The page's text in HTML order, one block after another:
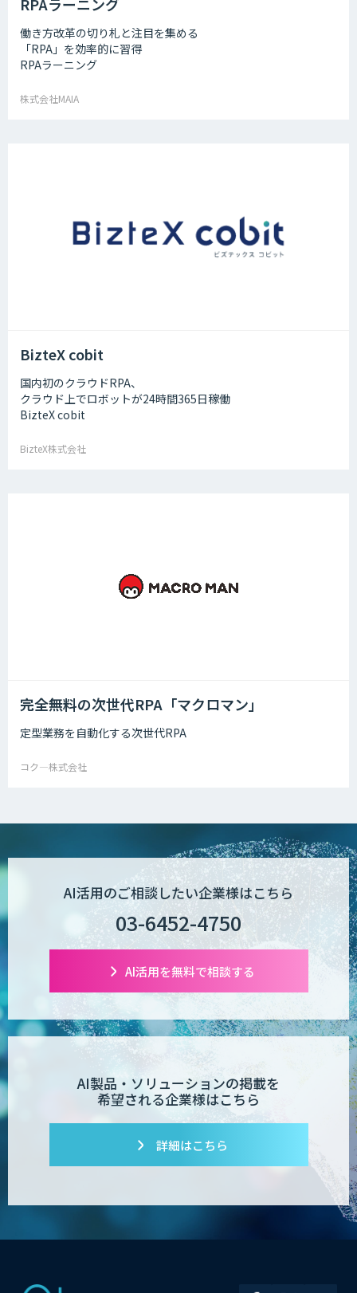
RPAラーニング
働き方改革の切り札と注目を集める
「RPA」を効率的に習得
RPAラーニング
株式会社MAIA
BizteX cobit
国内初のクラウドRPA、
クラウド上でロボットが24時間365日稼働
BizteX cobit
BizteX株式会社
完全無料の次世代RPA「マクロマン」
定型業務を自動化する次世代RPA
コク―株式会社
AI活用のご相談したい企業様はこちら
03-6452-4750
AI活用を無料で相談する
AI製品・ソリューションの掲載を
希望される企業様はこちら
詳細はこちら